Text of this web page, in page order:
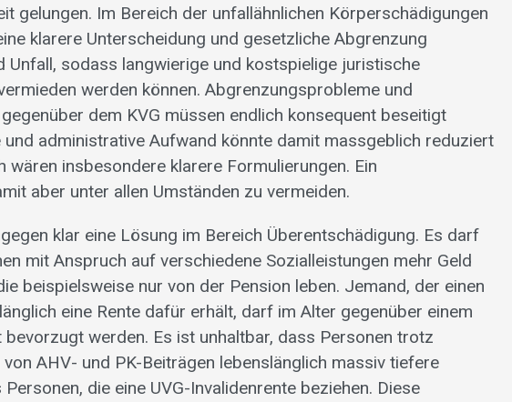
gelungen. Im Bereich der unfallähnlichen Körperschädigungen
klarere Unterscheidung und gesetzliche Abgrenzung
Unfall, sodass langwierige und kostspielige juristische
werden können. Abgrenzungsprobleme und
dem KVG müssen endlich konsequent beseitigt
administrative Aufwand könnte damit massgeblich reduziert
wären insbesondere klarere Formulierungen. Ein
aber unter allen Umständen zu vermeiden.
klar eine Lösung im Bereich Überentschädigung. Es darf
mit Anspruch auf verschiedene Sozialleistungen mehr Geld
beispielsweise nur von der Pension leben. Jemand, der einen
eine Rente dafür erhält, darf im Alter gegenüber einem
bevorzugt werden. Es ist unhaltbar, dass Personen trotz
AHV- und PK-Beiträgen lebenslänglich massiv tiefere
die eine UVG-Invalidenrente beziehen. Diese